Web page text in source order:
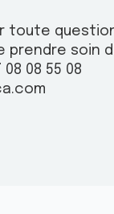
toute
prendre soin
08 55 08